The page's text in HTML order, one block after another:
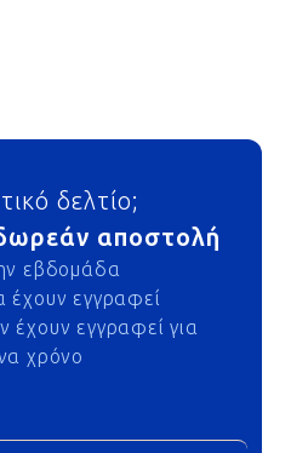
δελτίο;
αποστολή
εβδομάδα
εγγραφεί
εγγραφεί για
χρόνο